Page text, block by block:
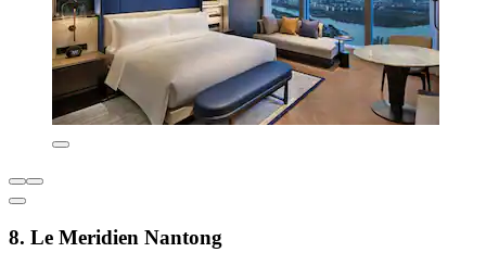
8. Le Meridien Nantong